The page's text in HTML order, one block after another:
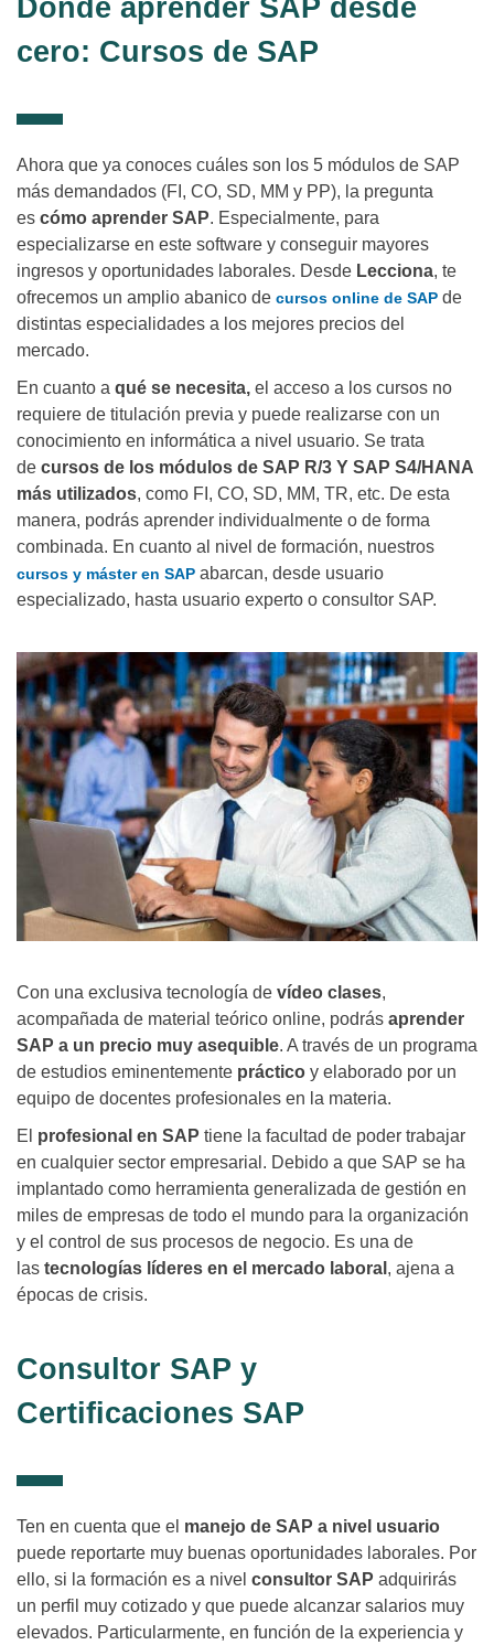
Dónde aprender SAP desde
cero: Cursos de SAP
Ahora que ya conoces cuáles son los 5 módulos de SAP
más demandados (FI, CO, SD, MM y PP), la pregunta
es cómo aprender SAP. Especialmente, para
especializarse en este software y conseguir mayores
ingresos y oportunidades laborales. Desde Lecciona, te
ofrecemos un amplio abanico de cursos online de SAP de
distintas especialidades a los mejores precios del
mercado.
En cuanto a qué se necesita, el acceso a los cursos no
requiere de titulación previa y puede realizarse con un
conocimiento en informática a nivel usuario. Se trata
de cursos de los módulos de SAP R/3 Y SAP S4/HANA
más utilizados, como FI, CO, SD, MM, TR, etc. De esta
manera, podrás aprender individualmente o de forma
combinada. En cuanto al nivel de formación, nuestros
cursos y máster en SAP abarcan, desde usuario
especializado, hasta usuario experto o consultor SAP.
Con una exclusiva tecnología de vídeo clases,
acompañada de material teórico online, podrás aprender
SAP a un precio muy asequible. A través de un programa
de estudios eminentemente práctico y elaborado por un
equipo de docentes profesionales en la materia.
El profesional en SAP tiene la facultad de poder trabajar
en cualquier sector empresarial. Debido a que SAP se ha
implantado como herramienta generalizada de gestión en
miles de empresas de todo el mundo para la organización
y el control de sus procesos de negocio. Es una de
las tecnologías líderes en el mercado laboral , ajena a
épocas de crisis.
Consultor SAP y
Certificaciones SAP
Ten en cuenta que el manejo de SAP a nivel usuario
puede reportarte muy buenas oportunidades laborales. Por
ello, si la formación es a nivel consultor SAP adquirirás
un perfil muy cotizado y que puede alcanzar salarios muy
elevados. Particularmente, en función de la experiencia y